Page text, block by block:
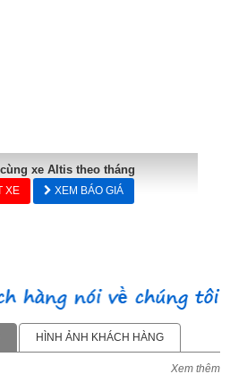
xe Altis theo tháng
XE XEM BÁO GIÁ
HÌNH ẢNH KHÁCH HÀNG
Xem thêm